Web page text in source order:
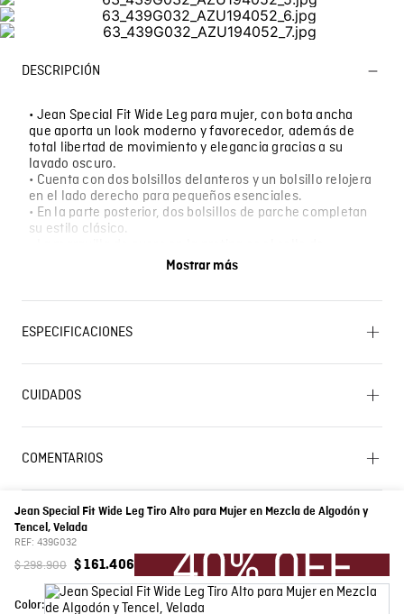
Jean Special Fit Wide Leg Tiro Alto para Mujer en Mezcla de Algodón y
Tencel, Velada
REF: 439G032
$298.900 $ 161.406
Color:
DESCRIPCIÓN
• Jean Special Fit Wide Leg para mujer, con bota ancha
que aporta un look moderno y favorecedor, además de
total libertad de movimiento y elegancia gracias a su
lavado oscuro.
• Cuenta con dos bolsillos delanteros y un bolsillo relojera
en el lado derecho para pequeños esenciales.
• En la parte posterior, dos bolsillos de parche completan
su estilo clásico.
elegante con sandalias o tacones.
Mostrar más
ESPECIFICACIONES
Lavado SIC
tendedero a la sombra. OTROS: Lavar separadamente.
PLANCHADO: No planchar. CUIDADO TEXTIL
remojar. BLANQUEADO: No usar blanqueador. SECADO:
similares. LAVADO: Temperatura máxima de lavado 40
Composición PRENDA: 78% ALGODON 21% TENCEL 1% ELASTANO
Lavado Oscuro
Silueta
CUIDADOS
COMENTARIOS
☆☆☆☆☆
0 Calificación promedio (0 comentarios)
Por favor, inicia sesión para escribir un comentario.
Más reciente Todos